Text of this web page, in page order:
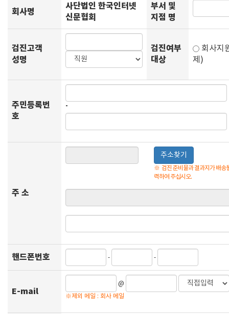
회사명
사단법인 한국인터넷
신문협회
부서 및
지점 명
검진고객
성명
검진여부
대상
회사
제)
주민등록번
호
-
주 소
주소찾기
※ 검진 준비물과 결과지가 배송
력하여 주십시오.
핸드폰번호 - -
E-mail
@
※제외 메일 : 회사 메일